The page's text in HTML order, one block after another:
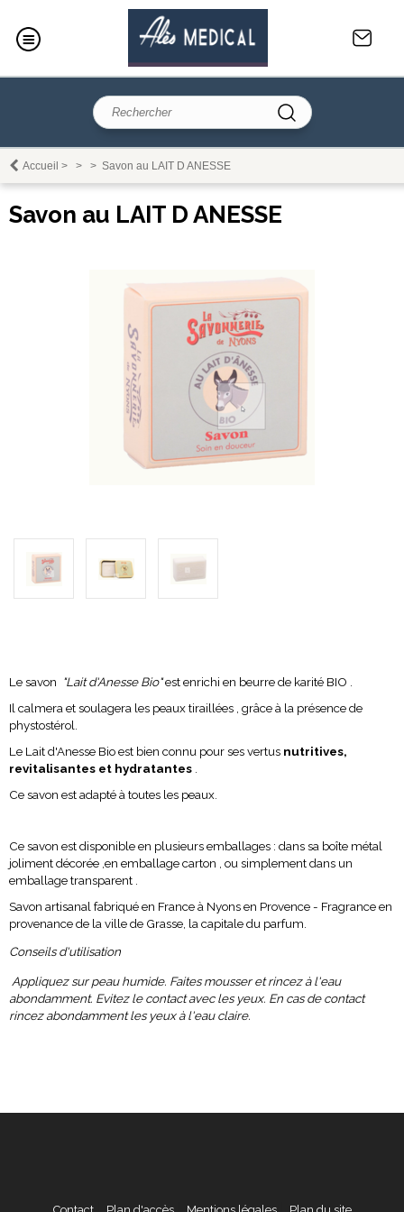
Accueil > > > Savon au LAIT D ANESSE
Savon au LAIT D ANESSE
Le savon "Lait d'Anesse Bio"est enrichi en beurre de karité BIO .
Il calmera et soulagera les peaux tiraillées , grâce à la présence de
phystostérol.
Le Lait d'Anesse Bio est bien connu pour ses vertus nutritives,
revitalisantes et hydratantes
Ce savon est adapté à toutes les peaux.
Ce savon est disponible en plusieurs emballages : dans sa boîte métal
joliment décorée ,en emballage carton , ou simplement dans un
emballage transparent .
Savon artisanal fabriqué en France à Nyons en Provence - Fragrance en
provenance de la ville de Grasse, la capitale du parfum.
Conseils d'utilisation
Appliquez sur peau humide. Faites mousser et rincez à l'eau
abondamment. Evitez le contact avec les yeux. En cas de contact
rincez abondamment les yeux à l'eau claire.